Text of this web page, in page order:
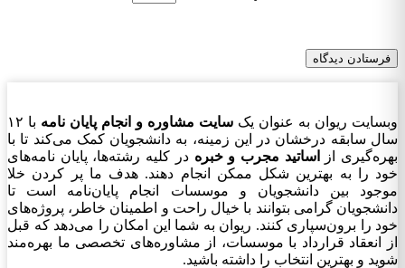
وبسایت ریوان به عنوان یک سایت مشاوره و انجام پایان نامه
با ۱۲
سال سابقه درخشان در این زمینه، به دانشجویان کمک می‌کند تا با
بهره‌گیری از
اساتید مجرب و خبره در کلیه رشته‌ها، پایان نامه‌های
خود را به بهترین شکل ممکن انجام دهند. هدف ما پر کردن خلا
موجود بین دانشجویان و موسسات انجام پایان‌نامه است تا
دانشجویان گرامی بتوانند با خیال راحت و اطمینان خاطر، پروژه‌های
خود را برون‌سپاری کنند. ریوان به شما این امکان را می‌دهد که قبل
از انعقاد قرارداد با موسسات، از مشاوره‌های تخصصی ما بهره‌مند
شوید و بهترین انتخاب را داشته باشید.